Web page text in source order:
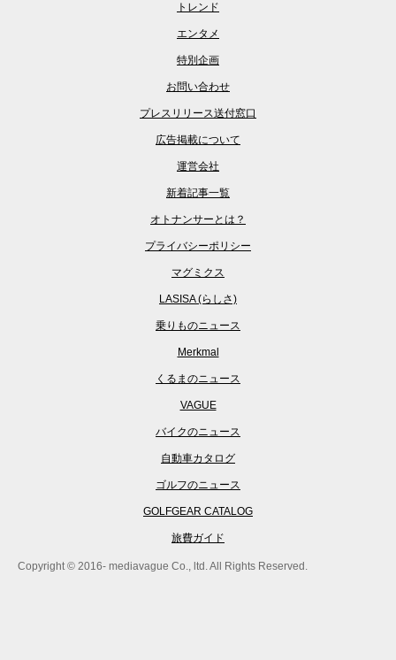
トレンド
エンタメ
特別企画
お問い合わせ
プレスリリース送付窓口
広告掲載について
運営会社
新着記事一覧
オトナンサーとは？
プライバシーポリシー
マグミクス
LASISA (らしさ)
乗りものニュース
Merkmal
くるまのニュース
VAGUE
バイクのニュース
自動車カタログ
ゴルフのニュース
GOLFGEAR CATALOG
旅費ガイド
Copyright © 2016- mediavague Co., ltd. All Rights Reserved.